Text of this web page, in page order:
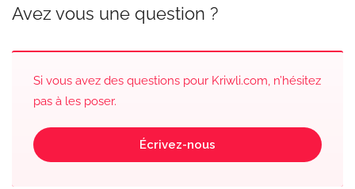
Avez vous une question ?
Si vous avez des questions pour Kriwli.com, n’hésitez
pas à les poser.
Écrivez-nous